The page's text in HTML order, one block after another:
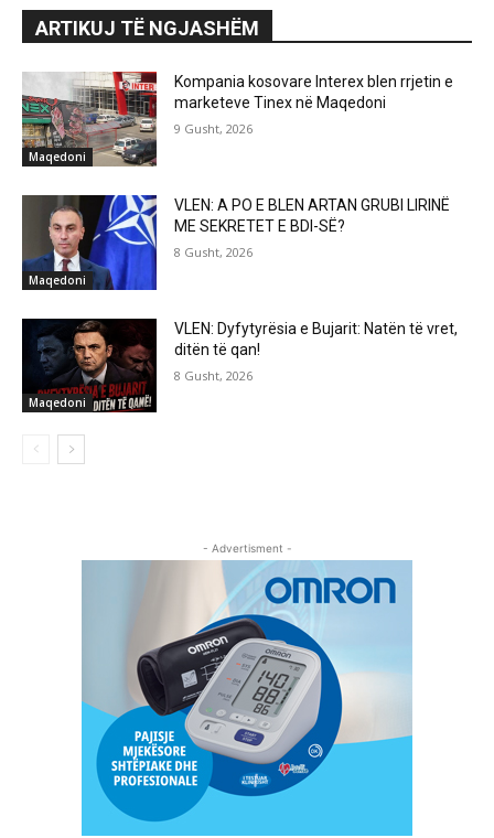
ARTIKUJ TË NGJASHËM
Maqedoni
Kompania kosovare Interex blen rrjetin e
marketeve Tinex në Maqedoni
9 Gusht, 2026
Maqedoni
VLEN: A PO E BLEN ARTAN GRUBI LIRINË
ME SEKRETET E BDI-SË?
8 Gusht, 2026
Maqedoni
VLEN: Dyfytyrësia e Bujarit: Natën të vret,
ditën të qan!
8 Gusht, 2026
- Advertisment -